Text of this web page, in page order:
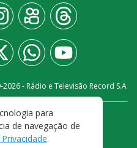
2026- Rádio e Televisão Record S.A
PRIVACIDADE
DE USO
para
de navegação de
.